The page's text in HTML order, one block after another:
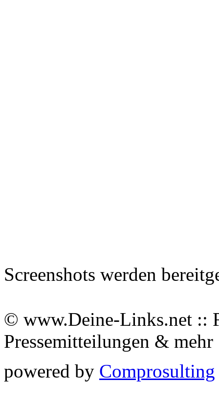
Screenshots werden
© www.Deine-Links.net ::
Pressemitteilungen &
powered by Comprosulting